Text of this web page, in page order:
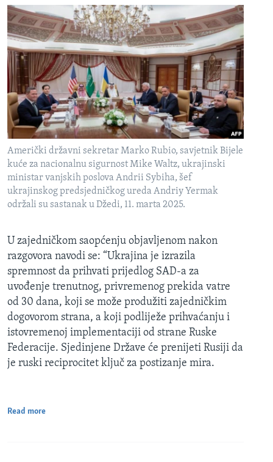
Američki državni sekretar Marko Rubio, savjetnik Bijele
kuće za nacionalnu sigurnost Mike Waltz, ukrajinski
ministar vanjskih poslova Andrii Sybiha, šef
ukrajinskog predsjedničkog ureda Andriy Yermak
održali su sastanak u Džedi, 11. marta 2025.
U zajedničkom saopćenju objavljenom nakon
razgovora navodi se: “Ukrajina je izrazila
spremnost da prihvati prijedlog SAD-a za
uvođenje trenutnog, privremenog prekida vatre
od 30 dana, koji se može produžiti zajedničkim
dogovorom strana, a koji podliježe prihvaćanju i
istovremenoj implementaciji od strane Ruske
Federacije. Sjedinjene Države će prenijeti Rusiji da
je ruski reciprocitet ključ za postizanje mira.
Read more